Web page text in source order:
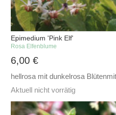
Epimedium 'Pink Elf'
Rosa Elfenblume
6,00€
hellrosa mit dunkelrosa
Aktuell nicht vorrätig